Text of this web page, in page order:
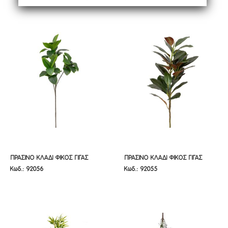
ΠΡΑΣΙΝΟ ΚΛΑΔΙ ΦΙΚΟΣ ΓΙΓΑΣ 115ΕΚ
ΠΡΑΣΙΝΟ ΚΛΑΔΙ ΦΙΚΟΣ ΓΙΓΑΣ
115ΕΚ
Κωδ.: 92056
ΠΡΑΣΙΝΟ ΚΛΑΔΙ ΦΙΚΟΣ ΓΙΓΑΣ
135ΕΚ
ΠΡΑΣΙΝΟ ΚΛΑΔΙ ΦΙΚΟΣ ΓΙΓΑΣ
135ΕΚ
Κωδ.: 92055